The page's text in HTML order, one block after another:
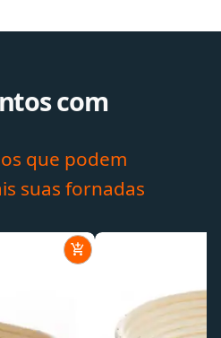
com
que podem
suas fornadas